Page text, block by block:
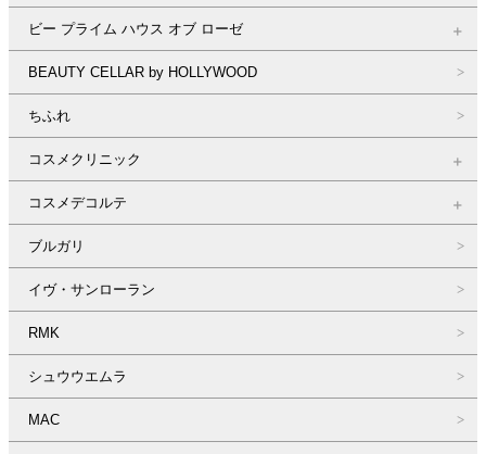
ビー プライム ハウス オブ ローゼ
BEAUTY CELLAR by HOLLYWOOD
ちふれ
コスメクリニック
コスメデコルテ
ブルガリ
イヴ・サンローラン
RMK
シュウウエムラ
MAC